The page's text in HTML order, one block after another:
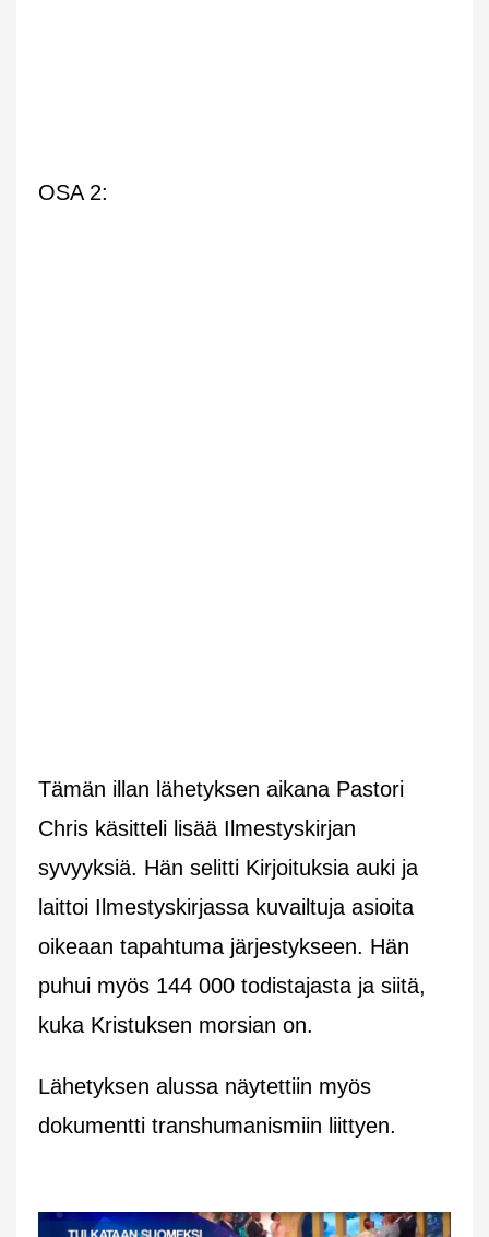
OSA 2:
Tämän illan lähetyksen aikana Pastori
Chris käsitteli lisää Ilmestyskirjan
syvyyksiä. Hän selitti Kirjoituksia auki ja
laittoi Ilmestyskirjassa kuvailtuja asioita
oikeaan tapahtuma järjestykseen. Hän
puhui myös 144 000 todistajasta ja siitä,
kuka Kristuksen morsian on.
Lähetyksen alussa näytettiin myös
dokumentti transhumanismiin liittyen.